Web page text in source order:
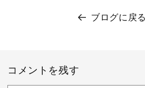
ブログに戻る
コメントを残す